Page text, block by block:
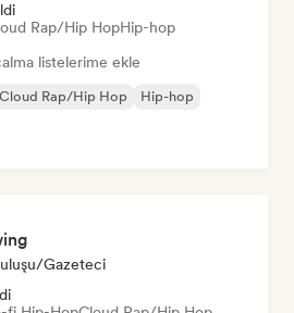
Rap/Hip HopHip-hop
listelerime ekle
Cloud Rap/Hip Hop
Hip-hop
Gazeteci